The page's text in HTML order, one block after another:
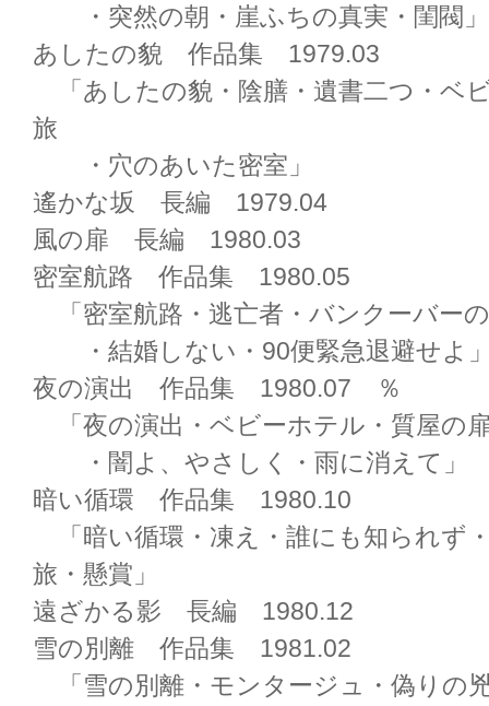
・突然の朝・崖ふちの真実・閨閥」
あしたの貌 作品集 1979.03
「あしたの貌・陰膳・遺書二つ・ベ
旅
・穴のあいた密室」
遙かな坂 長編 1979.04
風の扉 長編 1980.03
密室航路 作品集 1980.05
「密室航路・逃亡者・バンクーバー
・結婚しない・90便緊急退避せよ
夜の演出 作品集 1980.07 ％
「夜の演出・ベビーホテル・質屋の
・闇よ、やさしく・雨に消えて」
暗い循環 作品集 1980.10
「暗い循環・凍え・誰にも知られず
旅・懸賞」
遠ざかる影 長編 1980.12
雪の別離 作品集 1981.02
「雪の別離・モンタージュ・偽りの